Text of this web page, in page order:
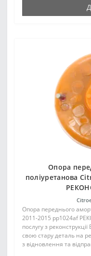
Опора
поліуретанова
Опора переднього
2011-2015 pp1024af
послугу з
свою стару деталь на
з відновлення та